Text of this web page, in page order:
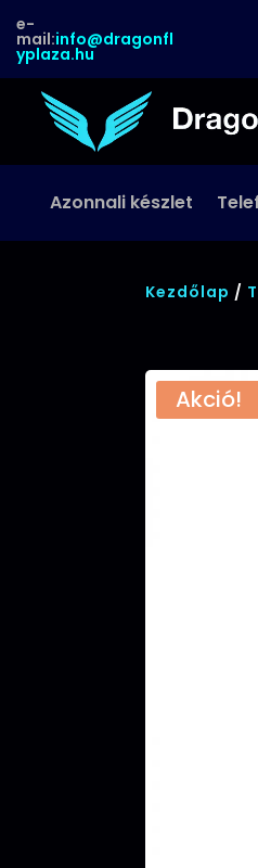
e-
mail:info@dragonfl
yplaza.hu
Azonnali készlet
Kezdőlap /
Akció!